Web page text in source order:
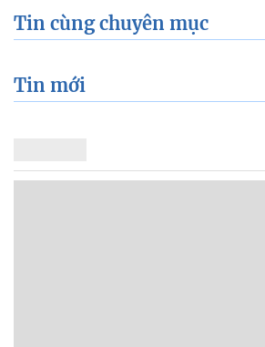
Tin cùng chuyên mục
Tin mới